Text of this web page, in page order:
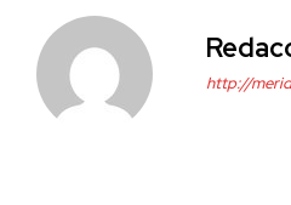
http://